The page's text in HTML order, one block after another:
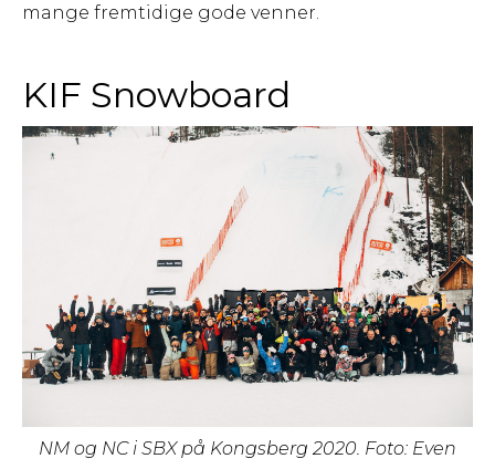
mange fremtidige gode venner.
KIF Snowboard
NM og NC i SBX på Kongsberg 2020. Foto: Even